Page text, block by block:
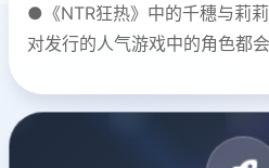
●《NTR狂热》中的千穗与莉
对发行的人气游戏中的角色都